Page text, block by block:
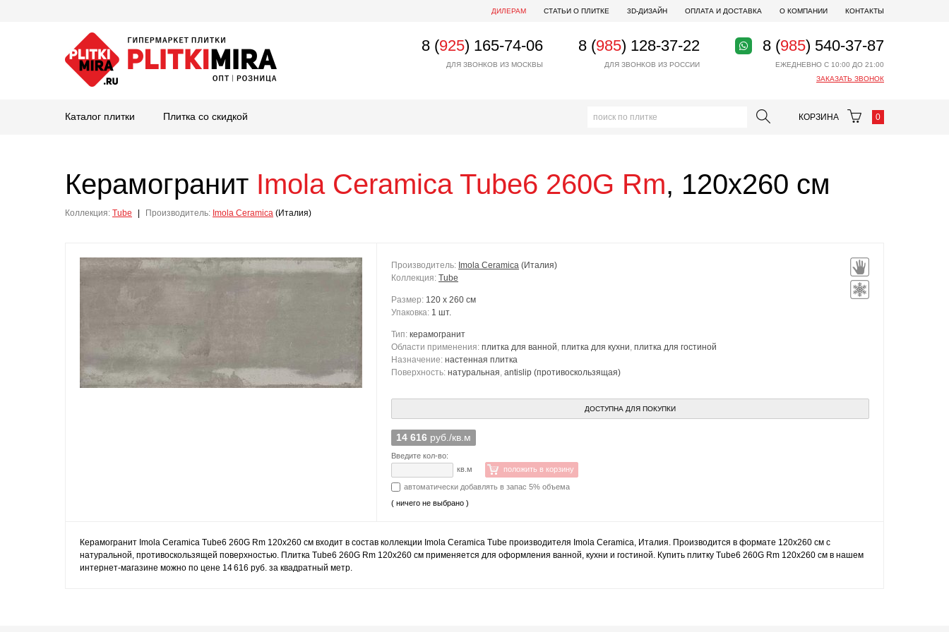
ДИЛЕРАМ СТАТЬИ О ПЛИТКЕ 3D-ДИЗАЙН ОПЛАТА И ДОСТАВКА О КОМПАНИИ КОНТАКТЫ
8 (925) 165-74-06
ДЛЯ ЗВОНКОВ ИЗ МОСКВЫ
8 (985) 128-37-22
ДЛЯ ЗВОНКОВ ИЗ РОССИИ
8 (985) 540-37-87
ЕЖЕДНЕВНО С 10:00 ДО 21:00
ЗАКАЗАТЬ ЗВОНОК
Каталог плитки Плитка со скидкой КОРЗИНА 0
Керамогранит Imola Ceramica Tube6 260G Rm, 120x260 см
Коллекция: Tube Производитель: Imola Ceramica (Италия)
Производитель: Imola Ceramica (Италия)
Коллекция: Tube
Размер: 120 x 260 см
Упаковка: 1 шт.
Тип: керамогранит
Области применения: плитка для ванной, плитка для кухни, плитка для гостиной
Назначение: настенная плитка
Поверхность: натуральная, antislip (противоскользящая)
ДОСТУПНА ДЛЯ ПОКУПКИ
14 616 руб./кв.м
Введите кол-во:
кв.м
положить в корзину
автоматически добавлять в запас 5% объема
( ничего не выбрано )
Керамогранит Imola Ceramica Tube6 260G Rm 120x260 см входит в состав коллекции Imola Ceramica Tube производителя Imola Ceramica, Италия. Производится в формате 120x260 см с
натуральной, противоскользящей поверхностью. Плитка Tube6 260G Rm 120x260 см применяется для оформления ванной, кухни и гостиной. Купить плитку Tube6 260G Rm 120x260 см в нашем
интернет-магазине можно по цене 14 616 руб. за квадратный метр.